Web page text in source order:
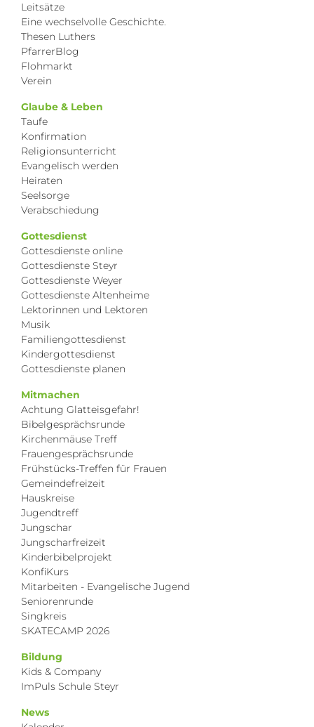
Leitsätze
Eine wechselvolle Geschichte.
Thesen Luthers
PfarrerBlog
Flohmarkt
Verein
Glaube & Leben
Taufe
Konfirmation
Religionsunterricht
Evangelisch werden
Heiraten
Seelsorge
Verabschiedung
Gottesdienst
Gottesdienste online
Gottesdienste Steyr
Gottesdienste Weyer
Gottesdienste Altenheime
Lektorinnen und Lektoren
Musik
Familiengottesdienst
Kindergottesdienst
Gottesdienste planen
Mitmachen
Achtung Glatteisgefahr!
Bibelgesprächsrunde
Kirchenmäuse Treff
Frauengesprächsrunde
Frühstücks-Treffen für Frauen
Gemeindefreizeit
Hauskreise
Jugendtreff
Jungschar
Jungscharfreizeit
Kinderbibelprojekt
KonfiKurs
Mitarbeiten - Evangelische Jugend
Seniorenrunde
Singkreis
SKATECAMP 2026
Bildung
Kids & Company
ImPuls Schule Steyr
News